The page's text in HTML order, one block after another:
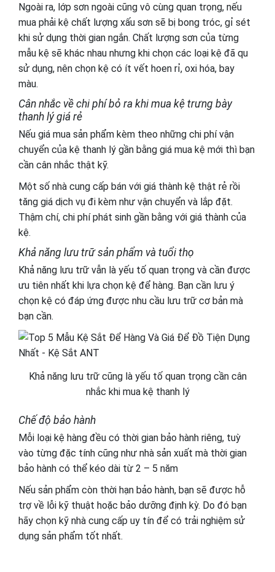
Ngoài ra, lớp sơn ngoài cũng vô cùng quan trọng, nếu
mua phải kệ chất lượng xấu sơn sẽ bị bong tróc, gỉ sét
khi sử dụng thời gian ngắn. Chất lượng sơn của từng
mẫu kệ sẽ khác nhau nhưng khi chọn các loại kệ đã qu
sử dụng, nên chọn kệ có ít vết hoen rỉ, oxi hóa, bay
màu.
Cân nhắc về chi phí bỏ ra khi mua kệ trưng bày
thanh lý giá rẻ
Nếu giá mua sản phẩm kèm theo những chi phí vận
chuyển của kệ thanh lý gần bằng giá mua kệ mới thì bạn
cần cân nhắc thật kỹ.
Một số nhà cung cấp bán với giá thành kệ thật rẻ rồi
tăng giá dịch vụ đi kèm như vận chuyển và lắp đặt.
Thậm chí, chi phí phát sinh gần bằng với giá thành của
kệ.
Khả năng lưu trữ sản phẩm và tuổi thọ
Khả năng lưu trữ vẫn là yếu tố quan trọng và cần được
ưu tiên nhất khi lựa chọn kệ để hàng. Bạn cần lưu ý
chọn kệ có đáp ứng được nhu cầu lưu trữ cơ bản mà
bạn cần.
Khả năng lưu trữ cũng là yếu tố quan trọng cần cân
nhắc khi mua kệ thanh lý
Chế độ bảo hành
Mỗi loại kệ hàng đều có thời gian bảo hành riêng, tuỳ
vào từng đặc tính cũng như nhà sản xuất mà thời gian
bảo hành có thể kéo dài từ 2 – 5 năm
Nếu sản phẩm còn thời hạn bảo hành, bạn sẽ được hỗ
trợ về lỗi kỹ thuật hoặc bảo dưỡng định kỳ. Do đó bạn
hãy chọn kỹ nhà cung cấp uy tín để có trải nghiệm sử
dụng sản phẩm tốt nhất.